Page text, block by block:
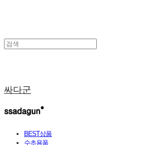
싸다군
BEST상품
수초용품